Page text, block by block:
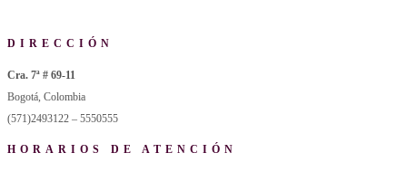
DIRECCIÓN
Cra. 7ª # 69-11
Bogotá, Colombia
(571)2493122 – 5550555
HORARIOS DE ATENCIÓN